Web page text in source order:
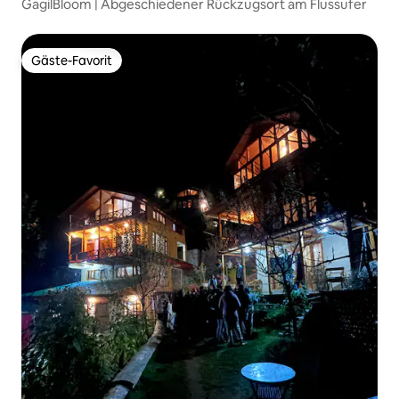
GagilBloom | Abgeschiedener Rückzugsort am Flussufer
Gäste-Favorit
Gäste-Favorit